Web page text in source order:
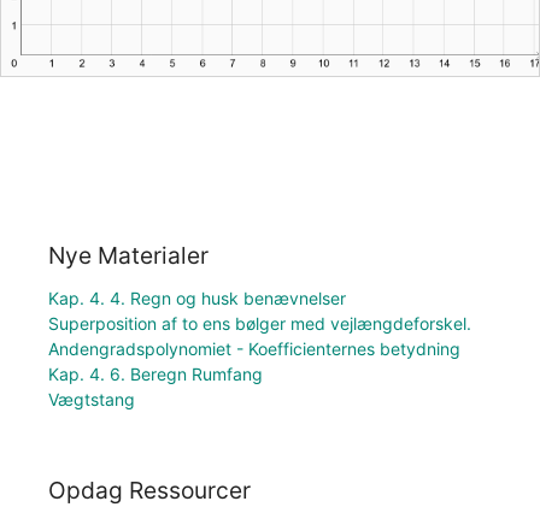
Nye Materialer
Kap. 4. 4. Regn og husk benævnelser
Superposition af to ens bølger med vejlængdeforskel.
Andengradspolynomiet - Koefficienternes betydning
Kap. 4. 6. Beregn Rumfang
Vægtstang
Opdag Ressourcer